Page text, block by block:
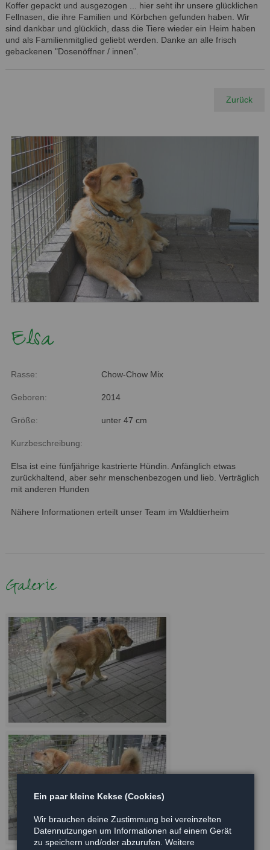
Koffer gepackt und ausgezogen ... hier seht ihr unsere glücklichen
Fellnasen, die ihre Familien und Körbchen gefunden haben. Wir
sind dankbar und glücklich, dass die Tiere wieder ein Heim haben
und als Familienmitglied geliebt werden. Danke an alle frisch
gebackenen "Dosenöffner / innen".
Zurück
Elsa
Rasse: Chow-Chow Mix
Geboren: 2014
Größe: unter 47 cm
Kurzbeschreibung:
Elsa ist eine fünfjährige kastrierte Hündin. Anfänglich etwas
zurückhaltend, aber sehr menschenbezogen und lieb. Verträglich
mit anderen Hunden
Nähere Informationen erteilt unser Team im Waldtierheim
Galerie
Ein paar kleine Kekse (Cookies)
Wir brauchen deine Zustimmung bei vereinzelten
Datennutzungen um Informationen auf einem Gerät
zu speichern und/oder abzurufen. Weitere